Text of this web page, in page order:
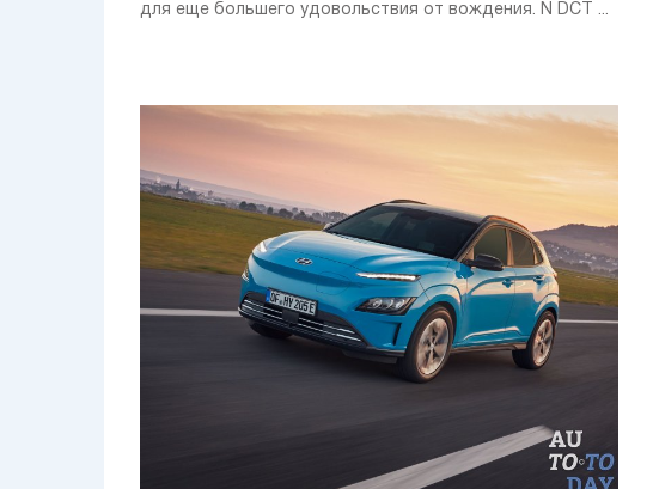
для еще большего удовольствия от вождения. N DCT ...